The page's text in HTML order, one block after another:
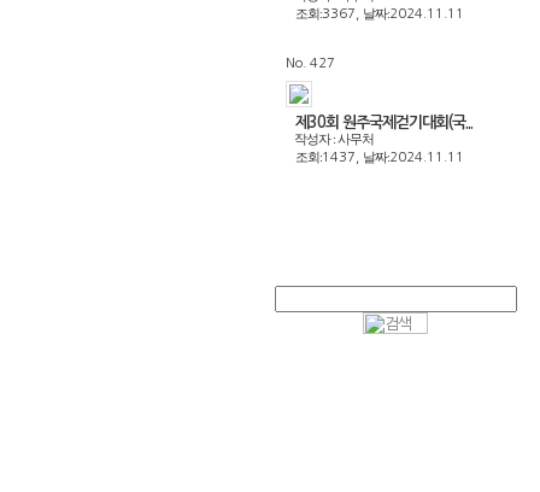
조회:3367, 날짜:2024.11.11
No. 427
제30회 원주국제걷기대회(국...
작성자 : 사무처
조회:1437, 날짜:2024.11.11